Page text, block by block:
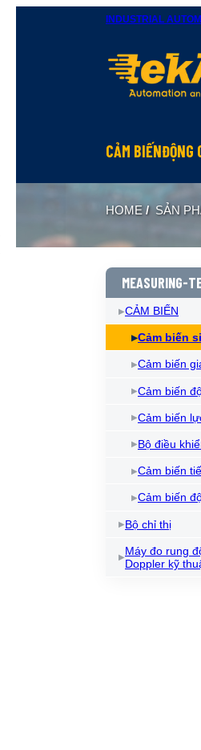
INDUSTRIAL
CẢM BIẾNĐỘNG
HOME / SẢN
MEASURING-
CẢM BIẾN
Cảm biến
Cảm biến
Cảm biến
Cảm biến
Bộ điều
Cảm biến
Cảm biến
Bộ chỉ thị
Máy đo rung
Doppler kỹ